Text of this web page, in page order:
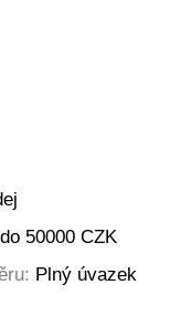
50000 CZK
Plný úvazek